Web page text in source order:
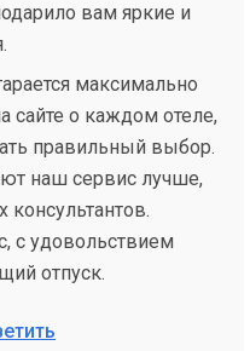
вам яркие и
максимально
сайте о каждом отеле,
правильный выбор.
наш сервис лучше,
с удовольствием
отпуск.